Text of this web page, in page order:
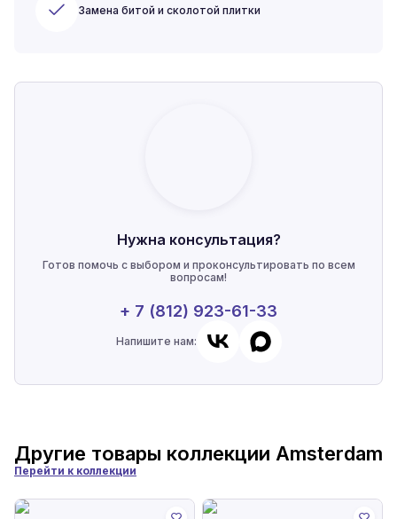
Замена битой и сколотой плитки
Нужна консультация?
Готов помочь с выбором и проконсультировать по всем
вопросам!
+ 7 (812) 923-61-33
Напишите нам:
Другие товары коллекции Amsterdam
Перейти к коллекции